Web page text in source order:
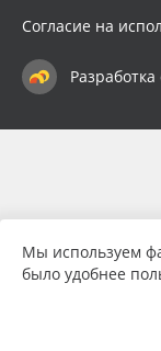
Согласие на
Мы используем
было удобнее